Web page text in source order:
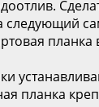
следующий
планка